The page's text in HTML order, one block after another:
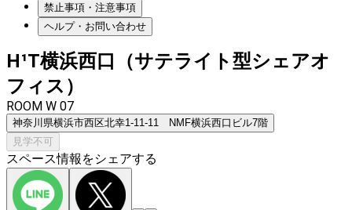
禁止事項・注意事項
ヘルプ・お問い合わせ
H¹T横浜西口（サテライト型シェアオ
フィス）
ROOM W 07
神奈川県横浜市西区北幸1-11-11 NMF横浜西口ビル7階
見学不可
スペース情報をシェアする